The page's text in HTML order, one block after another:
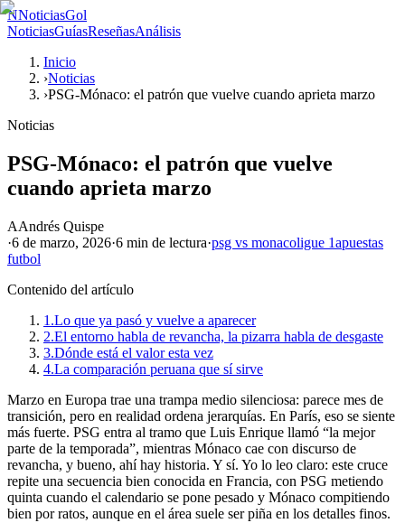
NNoticiasGol
NoticiasGuíasReseñasAnálisis
Inicio
›Noticias
›PSG-Mónaco: el patrón que vuelve cuando aprieta marzo
Noticias
PSG-Mónaco: el patrón que vuelve
cuando aprieta marzo
AAndrés Quispe
·6 de marzo, 2026·6 min de lectura·psg vs monacoligue 1apuestas
futbol
Contenido del artículo
1.Lo que ya pasó y vuelve a aparecer
2.El entorno habla de revancha, la pizarra habla de desgaste
3.Dónde está el valor esta vez
4.La comparación peruana que sí sirve
Marzo en Europa trae una trampa medio silenciosa: parece mes de
transición, pero en realidad ordena jerarquías. En París, eso se siente
más fuerte. PSG entra al tramo que Luis Enrique llamó “la mejor
parte de la temporada”, mientras Mónaco cae con discurso de
revancha, y bueno, ahí hay historia. Y sí. Yo lo leo claro: este cruce
repite una secuencia bien conocida en Francia, con PSG metiendo
quinta cuando el calendario se pone pesado y Mónaco compitiendo
bien por ratos, aunque en el área suele ser piña en los detalles finos.